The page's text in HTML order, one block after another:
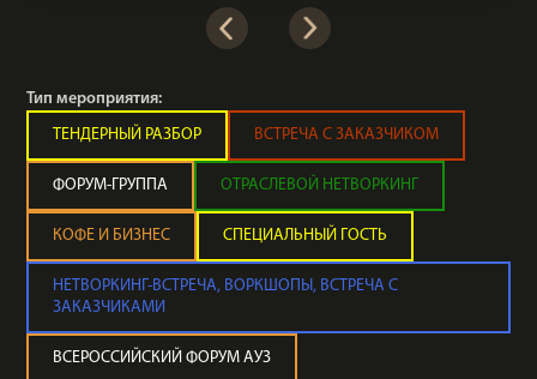
Тип мероприятия:
ТЕНДЕРНЫЙ РАЗБОР
ВСТРЕЧА С ЗАКАЗЧИКОМ
ФОРУМ-ГРУППА ОТРАСЛЕВОЙ НЕТВОРКИНГ
КОФЕ И БИЗНЕС СПЕЦИАЛЬНЫЙ ГОСТЬ
НЕТВОРКИНГ-ВСТРЕЧА, ВОРКШОПЫ, ВСТРЕЧА С
ЗАКАЗЧИКАМИ
ВСЕРОССИЙСКИЙ ФОРУМ АУЗ